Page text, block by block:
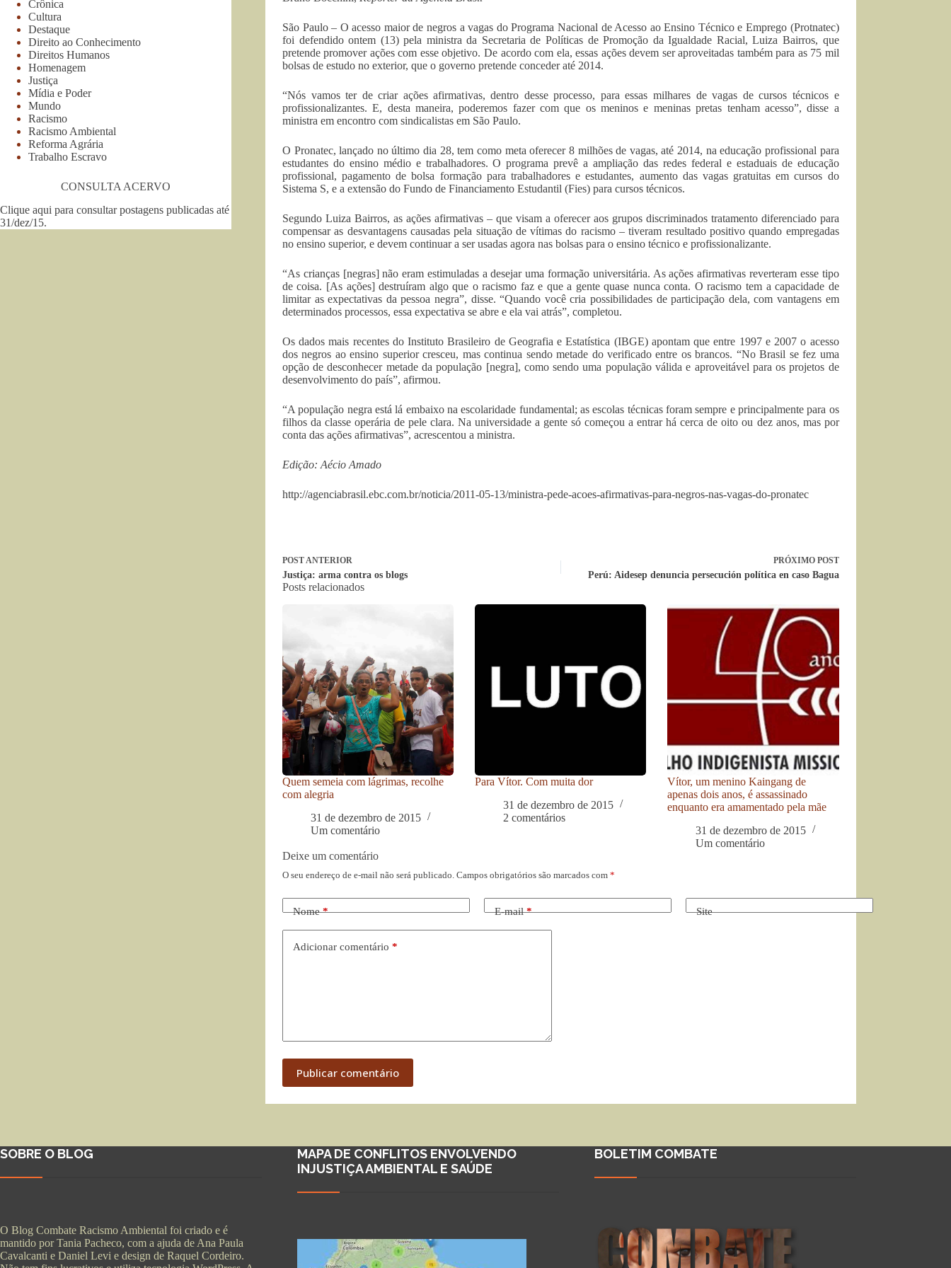
São Paulo – O acesso maior de negros a vagas do Programa Nacional de Acesso ao Ensino Técnico e Emprego (Protnatec)
foi defendido ontem (13) pela ministra da Secretaria de Políticas de Promoção da Igualdade Racial, Luiza Bairros, que
pretende promover ações com esse objetivo. De acordo com ela, essas ações devem ser aproveitadas também para as 75 mil
bolsas de estudo no exterior, que o governo pretende conceder até 2014.
“Nós vamos ter de criar ações afirmativas, dentro desse processo, para essas milhares de vagas de cursos técnicos e
profissionalizantes. E, desta maneira, poderemos fazer com que os meninos e meninas pretas tenham acesso”, disse a
ministra em encontro com sindicalistas em São Paulo.
O Pronatec, lançado no último dia 28, tem como meta oferecer 8 milhões de vagas, até 2014, na educação profissional para
estudantes do ensino médio e trabalhadores. O programa prevê a ampliação das redes federal e estaduais de educação
profissional, pagamento de bolsa formação para trabalhadores e estudantes, aumento das vagas gratuitas em cursos do
Sistema S, e a extensão do Fundo de Financiamento Estudantil (Fies) para cursos técnicos.
Segundo Luiza Bairros, as ações afirmativas – que visam a oferecer aos grupos discriminados tratamento diferenciado para
compensar as desvantagens causadas pela situação de vítimas do racismo – tiveram resultado positivo quando empregadas
no ensino superior, e devem continuar a ser usadas agora nas bolsas para o ensino técnico e profissionalizante.
“As crianças [negras] não eram estimuladas a desejar uma formação universitária. As ações afirmativas reverteram esse tipo
de coisa. [As ações] destruíram algo que o racismo faz e que a gente quase nunca conta. O racismo tem a capacidade de
limitar as expectativas da pessoa negra”, disse. “Quando você cria possibilidades de participação dela, com vantagens em
determinados processos, essa expectativa se abre e ela vai atrás”, completou.
Os dados mais recentes do Instituto Brasileiro de Geografia e Estatística (IBGE) apontam que entre 1997 e 2007 o acesso
dos negros ao ensino superior cresceu, mas continua sendo metade do verificado entre os brancos. “No Brasil se fez uma
opção de desconhecer metade da população [negra], como sendo uma população válida e aproveitável para os projetos de
desenvolvimento do país”, afirmou.
“A população negra está lá embaixo na escolaridade fundamental; as escolas técnicas foram sempre e principalmente para os
filhos da classe operária de pele clara. Na universidade a gente só começou a entrar há cerca de oito ou dez anos, mas por
conta das ações afirmativas”, acrescentou a ministra.
Edição: Aécio Amado
http://agenciabrasil.ebc.com.br/noticia/2011-05-13/ministra-pede-acoes-afirmativas-para-negros-nas-vagas-do-pronatec
POSTANTERIOR
Justiça: arma contra os blogs
PRÓXIMO POST
Perú: Aidesep denuncia persecución política en caso Bagua
Posts relacionados
Quem semeia com lágrimas, recolhe
com alegria
31 de dezembro de 2015
Um comentário
Para Vítor. Com muita dor
31 de dezembro de 2015
2 comentários
Vítor, um menino Kaingang de
apenas dois anos, é assassinado
enquanto era amamentado pela mãe
31 de dezembro de 2015
Um comentário
Deixe um comentário
O seu endereço de e-mail não será publicado. Campos obrigatórios são marcados com *
Nome* E-mail* Site
Adicionar comentário *
Publicar comentário
Crônica
Cultura
Destaque
Direito ao Conhecimento
Direitos Humanos
Homenagem
Justiça
Mídia e Poder
Mundo
Racismo
Racismo Ambiental
Reforma Agrária
Trabalho Escravo
CONSULTA ACERVO
Clique aqui para consultar postagens publicadas até
31/dez/15.
SOBRE O BLOG
O Blog Combate Racismo Ambiental foi criado e é
mantido por Tania Pacheco, com a ajuda de Ana Paula
Cavalcanti e Daniel Levi e design de Raquel Cordeiro.
MAPA DE CONFLITOS ENVOLVENDO
INJUSTIÇA AMBIENTAL E SAÚDE
BOLETIM COMBATE